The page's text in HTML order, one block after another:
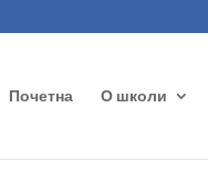
Почетна О школи